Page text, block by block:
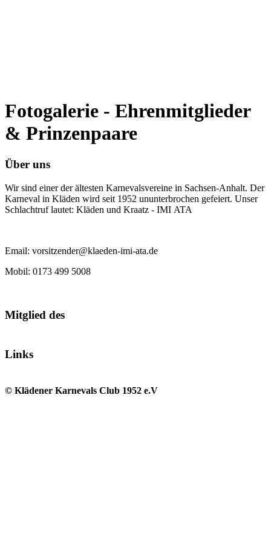
Fotogalerie - Ehrenmitglieder
& Prinzenpaare
Über uns
Wir sind einer der ältesten Karnevalsvereine in Sachsen-Anhalt. Der
Karneval in Kläden wird seit 1952 ununterbrochen gefeiert. Unser
Schlachtruf lautet: Kläden und Kraatz - IMI ATA
Email: vorsitzender@klaeden-imi-ata.de
Mobil: 0173 499 5008
Mitglied des
Links
© Klädener Karnevals Club 1952 e.V